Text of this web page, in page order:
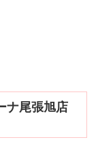
ナ尾張旭店